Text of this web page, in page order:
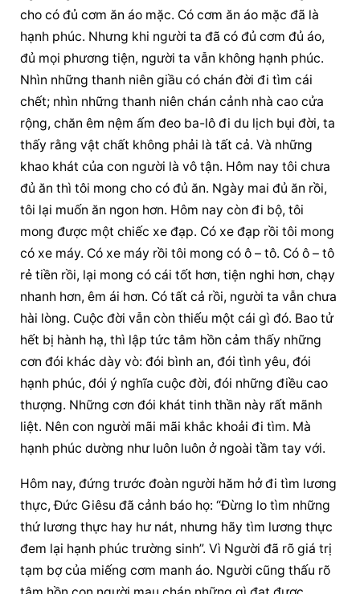
cho có đủ cơm ăn áo mặc. Có cơm ăn áo mặc đã là
hạnh phúc. Nhưng khi người ta đã có đủ cơm đủ áo,
đủ mọi phương tiện, người ta vẫn không hạnh phúc.
Nhìn những thanh niên giầu có chán đời đi tìm cái
chết; nhìn những thanh niên chán cảnh nhà cao cửa
rộng, chăn êm nệm ấm đeo ba-lô đi du lịch bụi đời, ta
thấy rằng vật chất không phải là tất cả. Và những
khao khát của con người là vô tận. Hôm nay tôi chưa
đủ ăn thì tôi mong cho có đủ ăn. Ngày mai đủ ăn rồi,
tôi lại muốn ăn ngon hơn. Hôm nay còn đi bộ, tôi
mong được một chiếc xe đạp. Có xe đạp rồi tôi mong
có xe máy. Có xe máy rồi tôi mong có ô – tô. Có ô – tô
rẻ tiền rồi, lại mong có cái tốt hơn, tiện nghi hơn, chạy
nhanh hơn, êm ái hơn. Có tất cả rồi, người ta vẫn chưa
hài lòng. Cuộc đời vẫn còn thiếu một cái gì đó. Bao tử
hết bị hành hạ, thì lập tức tâm hồn cảm thấy những
cơn đói khác dày vò: đói bình an, đói tình yêu, đói
hạnh phúc, đói ý nghĩa cuộc đời, đói những điều cao
thượng. Những cơn đói khát tinh thần này rất mãnh
liệt. Nên con người mãi mãi khắc khoải đi tìm. Mà
hạnh phúc dường như luôn luôn ở ngoài tầm tay với.
Hôm nay, đứng trước đoàn người hăm hở đi tìm lương
thực, Đức Giêsu đã cảnh báo họ: “Đừng lo tìm những
thứ lương thực hay hư nát, nhưng hãy tìm lương thực
đem lại hạnh phúc trường sinh”. Vì Người đã rõ giá trị
tạm bợ của miếng cơm manh áo. Người cũng thấu rõ